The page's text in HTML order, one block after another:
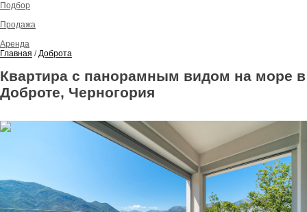
Подбор
Продажа
Аренда
Главная /Доброта
Квартира с панорамным видом на море в
Доброте, Черногория